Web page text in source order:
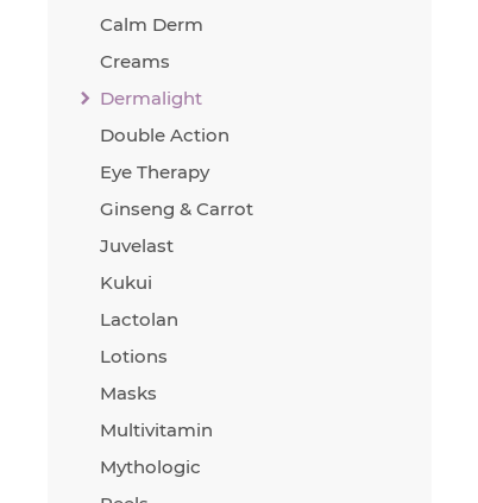
Calm Derm
Creams
Dermalight
Double Action
Eye Therapy
Ginseng & Carrot
Juvelast
Kukui
Lactolan
Lotions
Masks
Multivitamin
Mythologic